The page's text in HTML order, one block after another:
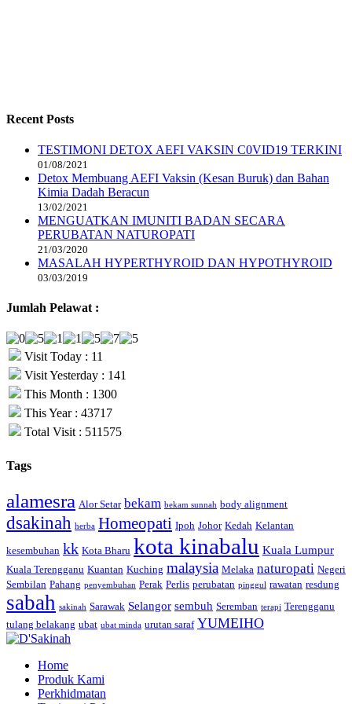
Recent Posts
TESTIMONI DETOX AEFI VAKSIN C0VID19 TERKINI
01/08/2021
Detox Membuang AEFI Vaksin (Kesan Buruk) dan Bahan
Kimia Dadah Beracun
13/02/2021
MENGUATKAN IMUNITI BADAN SECARA
PERUBATAN NATUROPATI
21/03/2020
MASALAH HYPERTHYROID DAN HYPOTHYROID
03/03/2019
Jumlah Pelawat :
Visit Today : 11
Visit Yesterday : 141
This Month : 1300
This Year : 43717
Total Visit : 511575
Tags
alamesra Alor Setar bekam bekam sunnah body alignment
dsakinah herba Homeopati Ipoh Johor Kedah Kelantan
kesembuhan kk Kota Bharu kota kinabalu Kuala Lumpur
Kuala Terengganu Kuantan Kuching malaysia Melaka naturopati Negeri
Sembilan Pahang penyembuhan Perak Perlis perubatan pinggul rawatan resdung
sabah sakinah Sarawak Selangor sembuh Seremban terapi Terengganu
tulang belakang ubat ubat minda urutan saraf YUMEIHO
Home
Produk Kami
Perkhidmatan